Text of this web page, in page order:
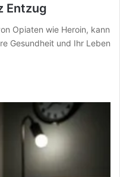
Entzug
Opiaten wie Heroin, kann
Gesundheit und Ihr Leben